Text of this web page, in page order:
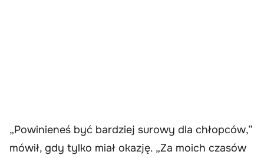
„Powinieneś być bardziej surowy dla chłopców,”
mówił, gdy tylko miał okazję. „Za moich czasów